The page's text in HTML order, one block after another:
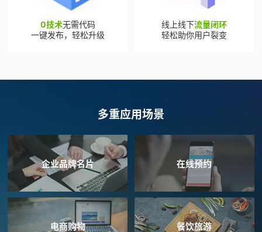
0技术无需代码
一键发布，轻松升级
线上线下流量闭环
轻松助你用户裂变
多重应用场景
企业品牌名片 在线预约
电商购物 餐饮旅游